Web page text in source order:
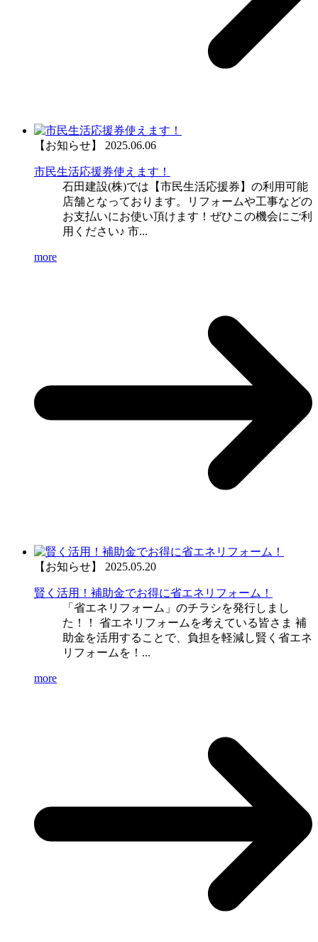
【お知らせ】 2025.06.06
市民生活応援券使えます！
石田建設(株)では【市民生活応援券】の利用可能
店舗となっております。リフォームや工事などの
お支払いにお使い頂けます！ぜひこの機会にご利
用ください♪ 市...
more
【お知らせ】 2025.05.20
賢く活用！補助金でお得に省エネリフォーム！
「省エネリフォーム」のチラシを発行しまし
た！！ 省エネリフォームを考えている皆さま 補
助金を活用することで、負担を軽減し賢く省エネ
リフォームを！...
more